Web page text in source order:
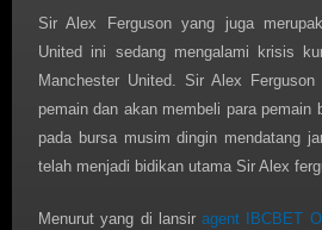
Sir Alex Ferguson yang juga
United ini sedang mengalami krisis
Manchester United. Sir Alex
pemain dan akan membeli para pemain
pada bursa musim dingin mendatang
telah menjadi bidikan utama Sir Alex
Menurut yang di lansir agent IBCBET